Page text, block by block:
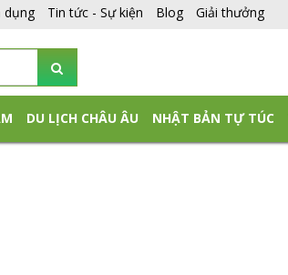
dụng Tin tức - Sự kiện Blog Giải thưởng
DU LỊCH CHÂU ÂU NHẬT BẢN TỰ TÚC